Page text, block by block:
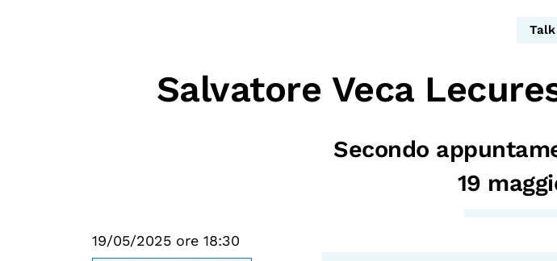
Calendario civile
Podcast
Talk
Salvatore Veca
Secondo
19
19/05/2025 ore 18:30